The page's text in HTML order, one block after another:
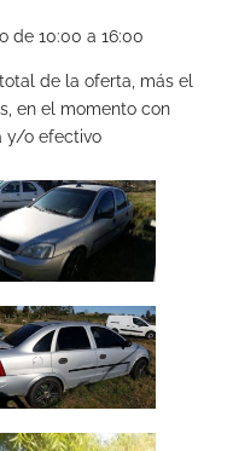
de 10:00 a 16:00
de la oferta, más el
en el momento con
y/o efectivo